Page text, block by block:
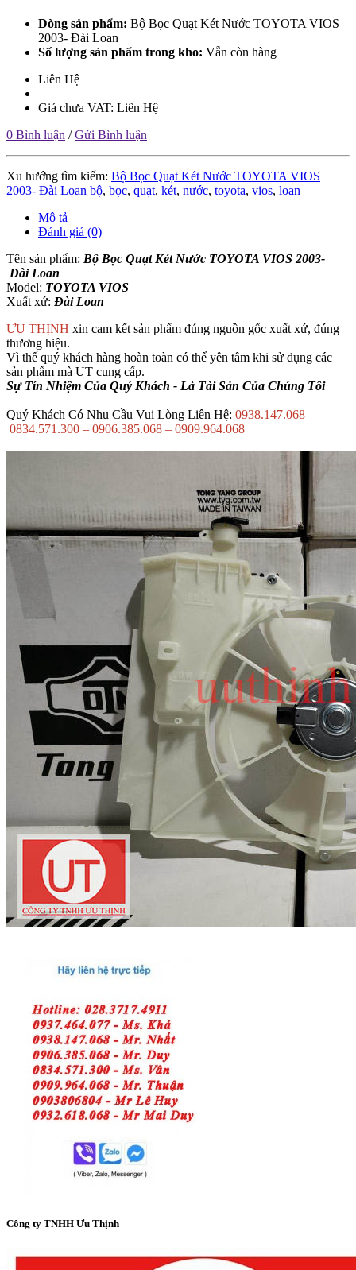
Dòng sản phẩm: Bộ Bọc Quạt Két Nước TOYOTA VIOS
2003- Đài Loan
Số lượng sản phẩm trong kho: Vẫn còn hàng
Liên Hệ
Giá chưa VAT: Liên Hệ
0 Bình luận /Gửi Bình luận
Xu hướng tìm kiếm: Bộ Bọc Quạt Két Nước TOYOTA VIOS
2003- Đài Loan bộ, bọc, quạt, két, nước, toyota, vios, loan
Mô tả
Đánh giá (0)
Tên sản phẩm: Bộ Bọc Quạt Két Nước TOYOTA VIOS 2003-
Đài Loan
Model: TOYOTA VIOS
Xuất xứ: Đài Loan
ƯU THỊNH xin cam kết sản phẩm đúng nguồn gốc xuất xứ, đúng
thương hiệu.
Vì thế quý khách hàng hoàn toàn có thể yên tâm khi sử dụng các
sản phẩm mà UT cung cấp.
Sự Tín Nhiệm Của Quý Khách - Là Tài Sản Của Chúng Tôi
Quý Khách Có Nhu Cầu Vui Lòng Liên Hệ: 0938.147.068 –
0834.571.300 – 0906.385.068 – 0909.964.068
Công ty TNHH Ưu Thịnh